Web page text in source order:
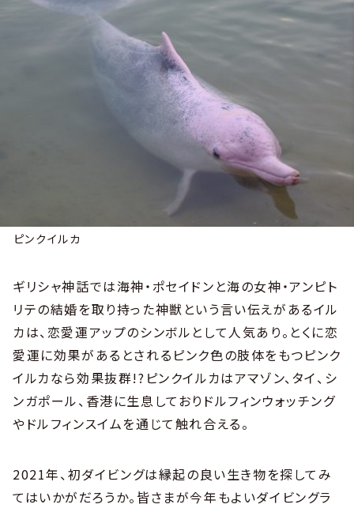
ピンクイルカ
ギリシャ神話では海神・ポセイドンと海の女神・アンピト
リテの結婚を取り持った神獣という言い伝えがあるイル
カは、恋愛運アップのシンボルとして人気あり。とくに恋
愛運に効果があるとされるピンク色の肢体をもつピンク
イルカなら効果抜群!?ピンクイルカはアマゾン、タイ、シ
ンガポール、香港に生息しておりドルフィンウォッチング
やドルフィンスイムを通じて触れ合える。
2021年、初ダイビングは縁起の良い生き物を探してみ
てはいかがだろうか。皆さまが今年もよいダイビングラ